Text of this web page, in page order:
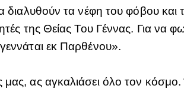
διαλυθούν τα νέφη του φόβου και
της Θείας Του Γέννας. Για να
εκ Παρθένου».
ας αγκαλιάσει όλο τον